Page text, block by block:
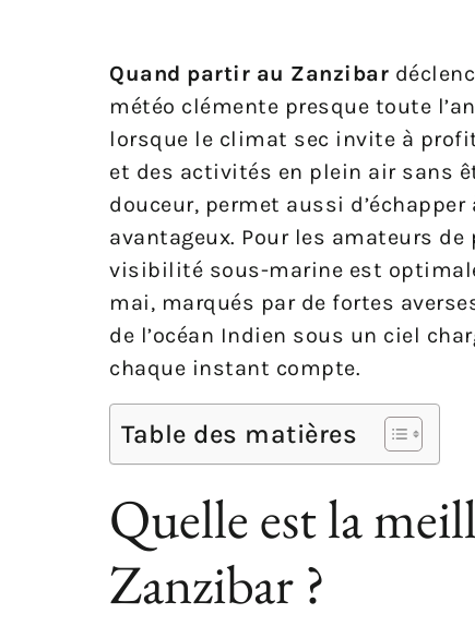
Quand partir au Zanzibar
météo clémente presque toute
lorsque le climat sec invite à
et des activités en plein air sans
douceur, permet aussi
avantageux. Pour les amateurs
visibilité sous-marine est
mai, marqués par de fortes
de l’océan Indien sous un ciel
chaque instant compte.
Table des matières
Quelle est la
Zanzibar ?